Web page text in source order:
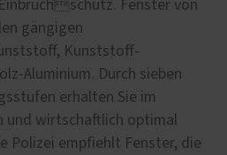
Fenster von
gängigen
Kunststoff-
Aluminium. Durch sieben
erhalten Sie im
und wirtschaftlich optimal
Polizei empfiehlt Fenster, die